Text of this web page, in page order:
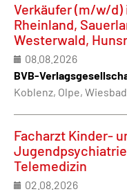
Verkäufer (m/w/
Rheinland,
Westerwald,
08.08.2026
BVB-
Koblenz, Olpe,
Facharzt Kinder-
Telemedizin
02.08.2026